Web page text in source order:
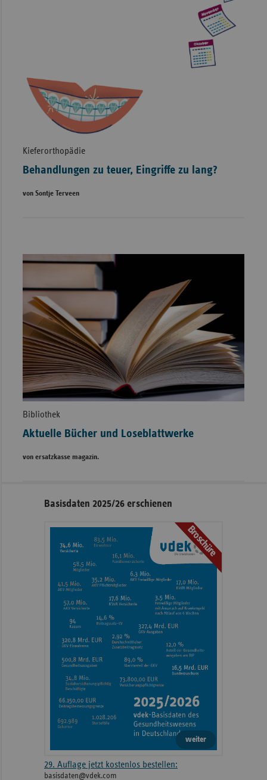
Kieferorthopädie
Behandlungen zu teuer, Eingriffe zu lang?
von Sontje Terveen
Bibliothek
Aktuelle Bücher und Loseblattwerke
von ersatzkasse magazin.
Seitennavigation
Seitenleiste
Informationen
Basisdaten 2025/26 erschienen
Broschüre
weiter
29. Auflage jetzt kostenlos bestellen:
basisdaten@vdek.com